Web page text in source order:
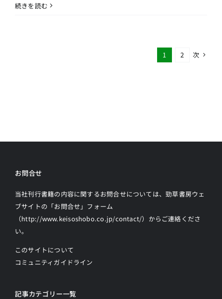
続きを読む
1 2 次
お問合せ
当社刊行書籍の内容に関するお問合せについては、勁草書房ウェ
ブサイトの 「お問合せ」フォーム
（http://www.keisoshobo.co.jp/contact/）からご連絡くださ
い。
このサイトについて
コミュニティガイドライン
記事カテゴリー一覧